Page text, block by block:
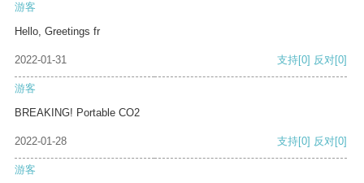
游客
Hello, Greetings fr
2022-01-31 支持[0] 反对[0]
游客
BREAKING! Portable CO2
2022-01-28 支持[0] 反对[0]
游客